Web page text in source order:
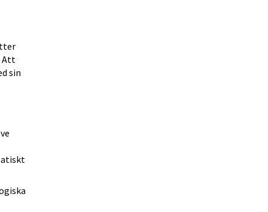
Att
sin